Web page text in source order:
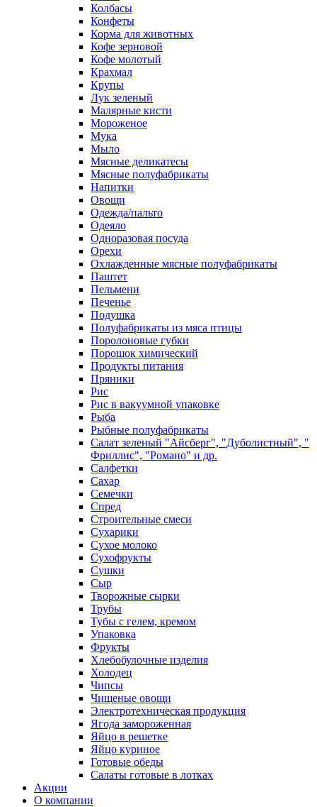
Колбасы
Конфеты
Корма для животных
Кофе зерновой
Кофе молотый
Крахмал
Крупы
Лук зеленый
Малярные кисти
Мороженое
Мука
Мыло
Мясные деликатесы
Мясные полуфабрикаты
Напитки
Овощи
Одежда/пальто
Одеяло
Одноразовая посуда
Орехи
Охлажденные мясные полуфабрикаты
Паштет
Пельмени
Печенье
Подушка
Полуфабрикаты из мяса птицы
Поролоновые губки
Порошок химический
Продукты питания
Пряники
Рис
Рис в вакуумной упаковке
Рыба
Рыбные полуфабрикаты
Салат зеленый "Айсберг", "Дуболистный", "
Фриллис", "Романо" и др.
Салфетки
Сахар
Семечки
Спред
Строительные смеси
Сухарики
Сухое молоко
Сухофрукты
Сушки
Сыр
Творожные сырки
Трубы
Тубы с гелем, кремом
Упаковка
Фрукты
Хлебобулочные изделия
Холодец
Чипсы
Чищеные овощи
Электротехническая продукция
Ягода замороженная
Яйцо в решетке
Яйцо куриное
Готовые обеды
Салаты готовые в лотках
Акции
О компании